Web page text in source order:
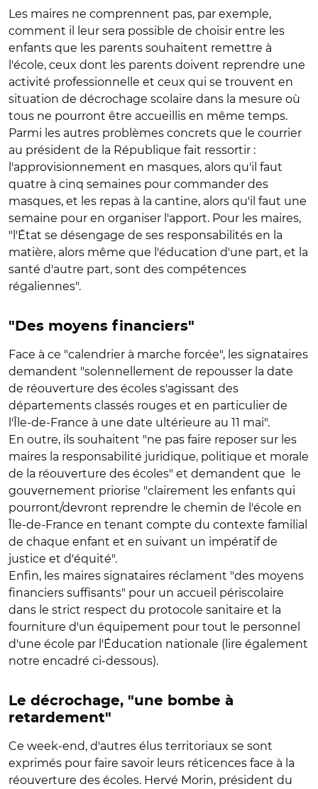
Les maires ne comprennent pas, par exemple,
comment il leur sera possible de choisir entre les
enfants que les parents souhaitent remettre à
l'école, ceux dont les parents doivent reprendre une
activité professionnelle et ceux qui se trouvent en
situation de décrochage scolaire dans la mesure où
tous ne pourront être accueillis en même temps.
Parmi les autres problèmes concrets que le courrier
au président de la République fait ressortir :
l'approvisionnement en masques, alors qu'il faut
quatre à cinq semaines pour commander des
masques, et les repas à la cantine, alors qu'il faut une
semaine pour en organiser l'apport. Pour les maires,
"l'État se désengage de ses responsabilités en la
matière, alors même que l'éducation d'une part, et la
santé d'autre part, sont des compétences
régaliennes".
"Des moyens financiers"
Face à ce "calendrier à marche forcée", les signataires
demandent "solennellement de repousser la date
de réouverture des écoles s'agissant des
départements classés rouges et en particulier de
l'Île-de-France à une date ultérieure au 11 mai".
En outre, ils souhaitent "ne pas faire reposer sur les
maires la responsabilité juridique, politique et morale
de la réouverture des écoles" et demandent que le
gouvernement priorise "clairement les enfants qui
pourront/devront reprendre le chemin de l'école en
Île-de-France en tenant compte du contexte familial
de chaque enfant et en suivant un impératif de
justice et d'équité".
Enfin, les maires signataires réclament "des moyens
financiers suffisants" pour un accueil périscolaire
dans le strict respect du protocole sanitaire et la
fourniture d'un équipement pour tout le personnel
d'une école par l'Éducation nationale (lire également
notre encadré ci-dessous).
Le décrochage, "une bombe à
retardement"
Ce week-end, d'autres élus territoriaux se sont
exprimés pour faire savoir leurs réticences face à la
réouverture des écoles. Hervé Morin, président du